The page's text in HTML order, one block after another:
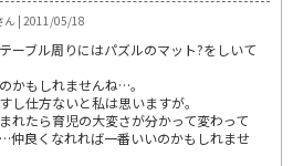
ん | 2011/05/18
ーブル周りにはパズルのマット?をしいて
かもしれませんね…。
し仕方ないと私は思いますが。
れたら育児の大変さが分かって変わって
仲良くなれれば一番いいのかもしれませ